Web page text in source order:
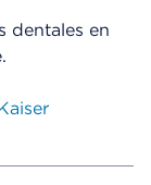
dentales en